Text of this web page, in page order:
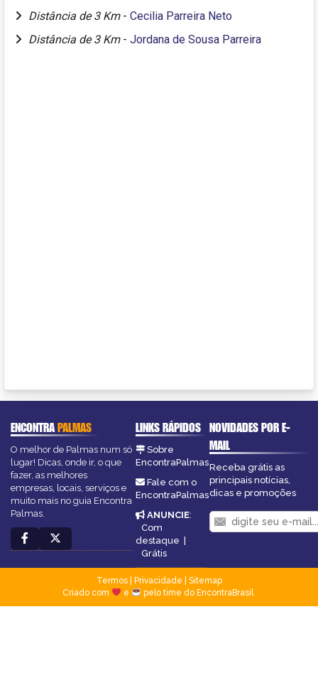
Distância de 3 Km - Cecilia Parreira Neto
Distância de 3 Km - Jordana de Sousa Parreira
ENCONTRAPALMAS
O melhor de Palmas num só
lugar! Dicas, onde ir, o que
fazer, as melhores
empresas, locais, serviços e
muito mais no guia Encontra
Palmas.
LINKS RÁPIDOS
Sobre
EncontraPalmas
Fale com o
EncontraPalmas
ANUNCIE:
Com
destaque |
Grátis
NOVIDADES POR E-
MAIL
Receba grátis as
principais notícias,
dicas e promoções
Termos| Privacidade
Sitemap
Criado com
e pelo time do EncontraBrasil